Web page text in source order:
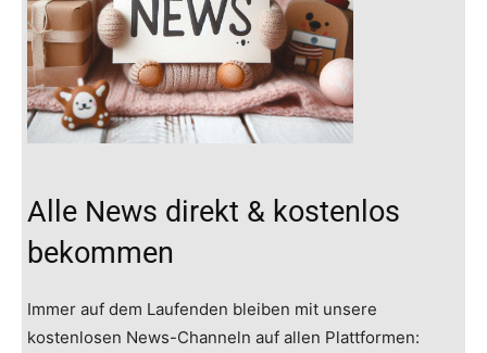
Alle News direkt & kostenlos
bekommen
Immer auf dem Laufenden bleiben mit unsere
kostenlosen News-Channeln auf allen Plattformen: